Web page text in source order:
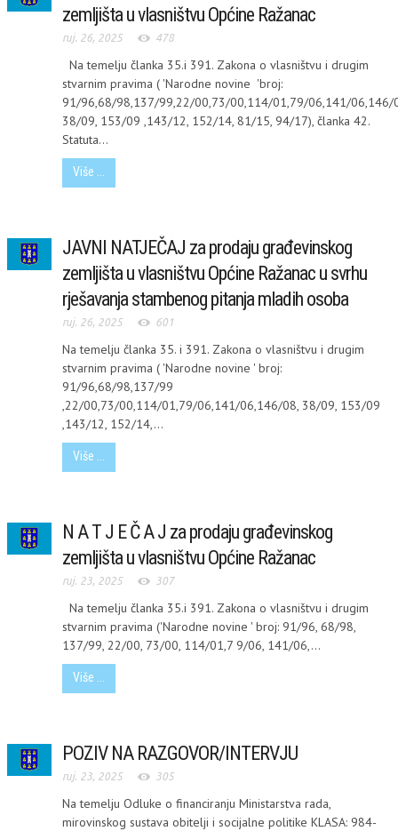
zemljišta u vlasništvu Općine Ražanac
ruj. 26, 2025 478
Na temelju članka 35.i 391. Zakona o vlasništvu i drugim
stvarnim pravima ( 'Narodne novine 'broj:
91/96,68/98,137/99,22/00,73/00,114/01,79/06,141/06,146/
38/09, 153/09 ,143/12, 152/14, 81/15, 94/17), članka 42.
Statuta...
Više ...
JAVNI NATJEČAJ za prodaju građevinskog
zemljišta u vlasništvu Općine Ražanac u svrhu
rješavanja stambenog pitanja mladih osoba
ruj. 26, 2025 601
Na temelju članka 35. i 391. Zakona o vlasništvu i drugim
stvarnim pravima ( 'Narodne novine ' broj:
91/96,68/98,137/99
,22/00,73/00,114/01,79/06,141/06,146/08, 38/09, 153/09
,143/12, 152/14,...
Više ...
N A T J E Č A J za prodaju građevinskog
zemljišta u vlasništvu Općine Ražanac
ruj. 23, 2025 307
Na temelju članka 35.i 391. Zakona o vlasništvu i drugim
stvarnim pravima ('Narodne novine ' broj: 91/96, 68/98,
137/99, 22/00, 73/00, 114/01,7 9/06, 141/06,...
Više ...
POZIV NA RAZGOVOR/INTERVJU
ruj. 23, 2025 305
Na temelju Odluke o financiranju Ministarstva rada,
mirovinskog sustava obitelji i socijalne politike KLASA: 984-